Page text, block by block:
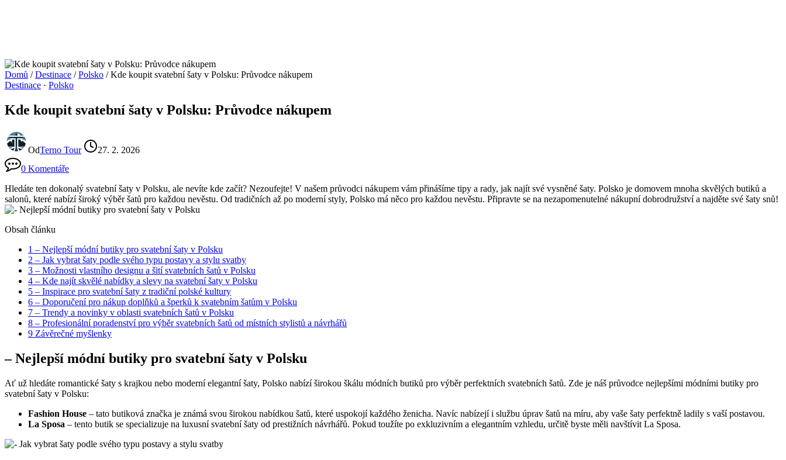
Domů / Destinace / Polsko / Kde koupit svatební šaty v Polsku: Průvodce nákupem
Destinace · Polsko
Kde koupit svatební šaty v Polsku: Průvodce nákupem
OdTerno Tour
27. 2. 2026
0 Komentáře
Hledáte ten dokonalý svatební šaty v Polsku, ale nevíte kde začít? Nezoufejte! V našem průvodci nákupem vám přinášíme tipy a rady, jak najít své vysněné šaty. Polsko je domovem mnoha skvělých butiků a
salonů, které nabízí široký výběr šatů pro každou nevěstu. Od tradičních až po moderní styly, Polsko má něco pro každou nevěstu. Připravte se na nezapomenutelné nákupní dobrodružství a najděte své šaty snů!
Obsah článku
1 – Nejlepší módní butiky pro svatební šaty v Polsku
2 – Jak vybrat šaty podle svého typu postavy a stylu svatby
3 – Možnosti vlastního designu a šití svatebních šatů v Polsku
4 – Kde najít skvělé nabídky a slevy na svatební šaty v Polsku
5 – Inspirace pro svatební šaty z tradiční polské kultury
6 – Doporučení pro nákup doplňků a šperků k svatebním šatům v Polsku
7 – Trendy a novinky v oblasti svatebních šatů v Polsku
8 – Profesionální poradenství pro výběr svatebních šatů od místních stylistů a návrhářů
9 Závěrečné myšlenky
– Nejlepší módní butiky pro svatební šaty v Polsku
Ať už hledáte romantické šaty s krajkou nebo moderní elegantní šaty, Polsko nabízí širokou škálu módních butiků pro výběr perfektních svatebních šatů. Zde je náš průvodce nejlepšími módními butiky pro
svatební šaty v Polsku:
Fashion House – tato butiková značka je známá svou širokou nabídkou šatů, které uspokojí každého ženicha. Navíc nabízejí i službu úprav šatů na míru, aby vaše šaty perfektně ladily s vaší postavou.
La Sposa – tento butik se specializuje na luxusní svatební šaty od prestižních návrhářů. Pokud toužíte po exkluzivním a elegantním vzhledu, určitě byste měli navštívit La Sposa.